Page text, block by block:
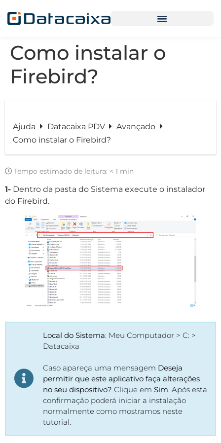
Como instalar o
Firebird?
Ajuda Datacaixa PDV
Avançado
Como instalar o Firebird?
Tempo estimado de leitura: < 1 min
1- Dentro da pasta do Sistema execute o instalador
do Firebird.
Local do Sistema: Meu Computador > C: >
Datacaixa
Caso apareça uma mensagem Deseja
permitir que este aplicativo faça alterações
no seu dispositivo? Clique em Sim. Após esta
confirmação poderá iniciar a instalação
normalmente como mostramos neste
tutorial.